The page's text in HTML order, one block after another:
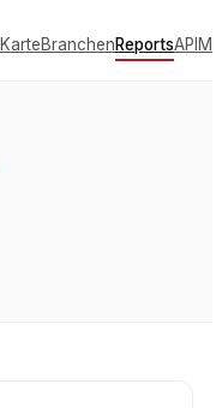
KarteBranchenReportsAPI